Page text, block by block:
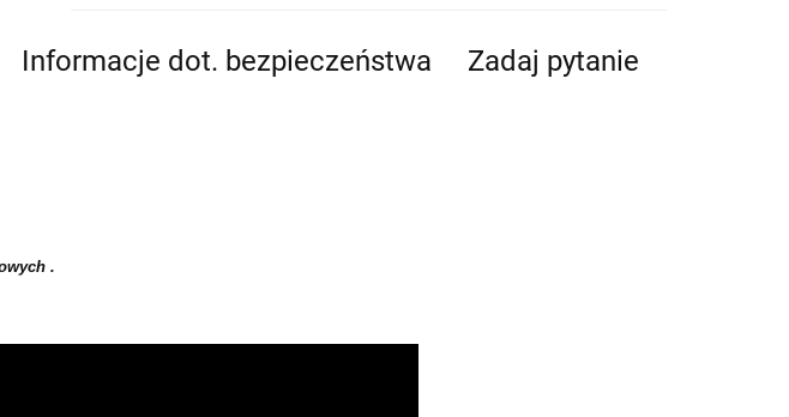
Informacje dot. bezpieczeństwa Zadaj pytanie
.